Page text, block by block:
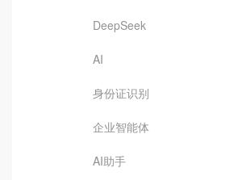
DeepSeek
AI
身份证识别
企业智能体
AI助手